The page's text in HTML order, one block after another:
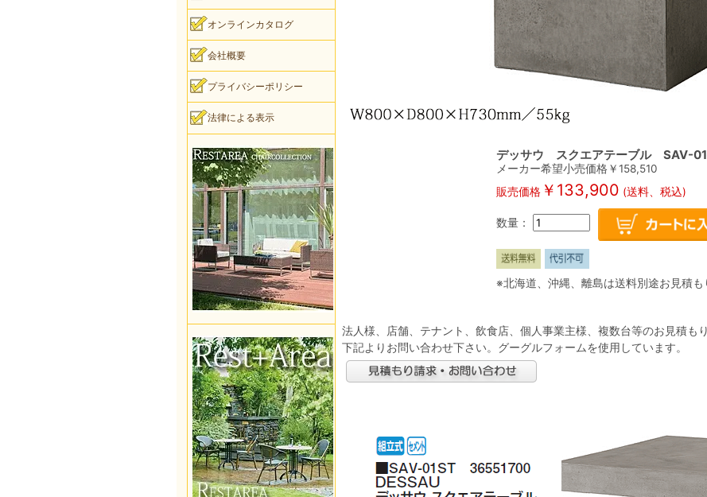
デッサウ スクエアテーブル SAV-
メーカー希望小売価格￥158,510
販売価格￥ 133,900 (送料、税込)
数量：
※北海道、沖縄、離島は送料別途お見積も
法人様、店舗、テナント、飲食店、個人事業主様、複数台等のお見積もり
下記よりお問い合わせ下さい。グーグルフォームを使用しています。
オンラインカタログ
会社概要
プライバシーポリシー
法律による表示